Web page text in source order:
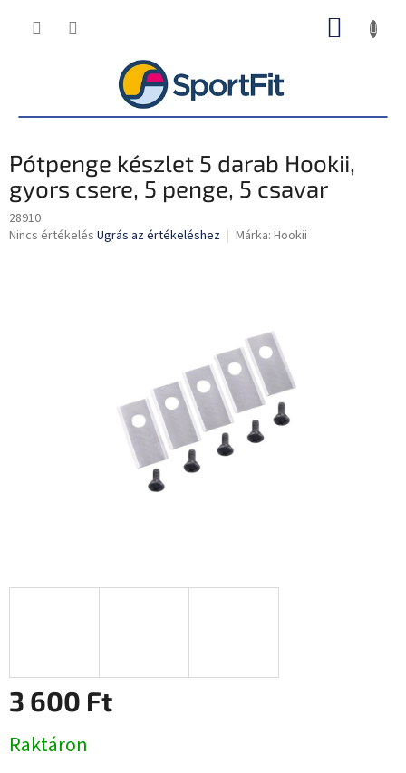
KOSÁR
Pótpenge készlet 5 darab Hookii,
gyors csere, 5 penge, 5 csavar
28910
A
Nincs értékelés Ugrás az értékeléshez Márka: Hookii
3 600 Ft
Raktáron